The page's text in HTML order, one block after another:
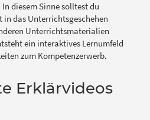
diesem Sinne solltest du
das Unterrichtsgeschehen
Unterrichtsmaterialien
ein interaktives Lernumfeld
zum Kompetenzerwerb.
Erklärvideos